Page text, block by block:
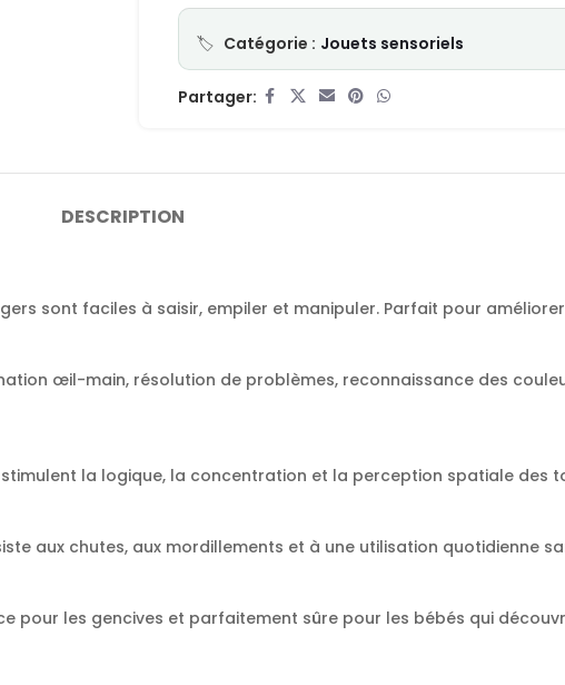
Catégorie : Jouets sensoriels
Partager:
DESCRIPTION
sont faciles à saisir, empiler et manipuler. Parfait pour
œil-main, résolution de problèmes, reconnaissance des
la logique, la concentration et la perception spatiale des
aux chutes, aux mordillements et à une utilisation quotidienne
pour les gencives et parfaitement sûre pour les bébés qui